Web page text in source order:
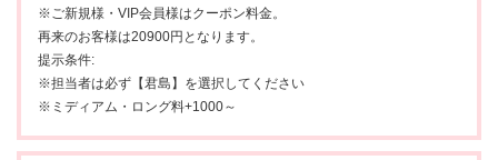
※ご新規様・VIP会員様はクーポン料金。
再来のお客様は20900円となります。
提示条件:
※担当者は必ず【君島】を選択してください
※ミディアム・ロング料+1000～